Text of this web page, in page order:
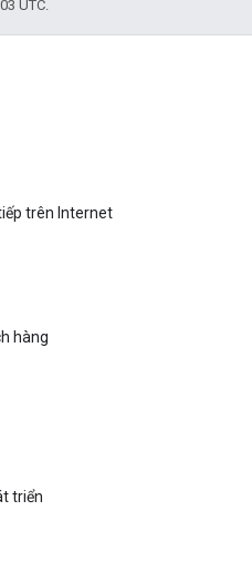
UTC.
trên Internet
hàng
triển